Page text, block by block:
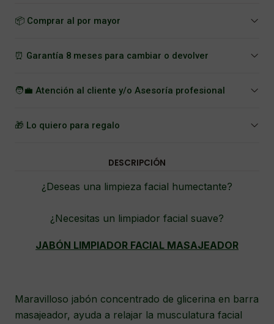
📦 Comprar al por mayor
⏰ Garantía 8 meses para cambiar o devolver
🧑‍💼 Atención al cliente y/o Asesoría profesional
🎁 Lo quiero para regalo
DESCRIPCIÓN
¿Deseas una limpieza facial humectante?
¿Necesitas un limpiador facial suave?
JABÓN LIMPIADOR FACIAL MASAJEADOR
Maravilloso jabón concentrado de glicerina en barra
masajeador, ayuda a relajar la musculatura facial